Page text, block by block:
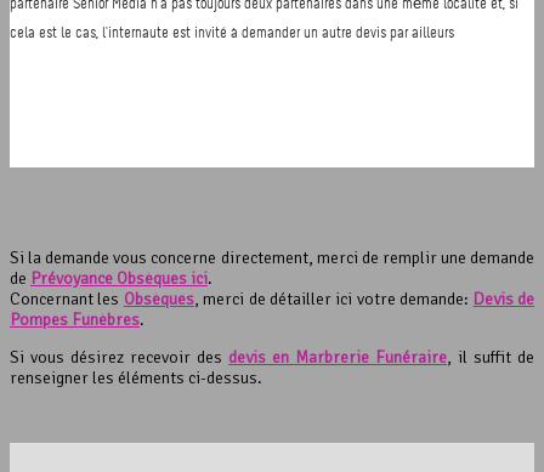
Si la demande vous concerne directement, merci de remplir une demande
de Prévoyance Obsèques ici.
Concernant les Obsèques, merci de détailler ici votre demande: Devis de
Pompes Funèbres.
Si vous désirez recevoir des devis en Marbrerie Funéraire, il suffit de
renseigner les éléments ci-dessus.